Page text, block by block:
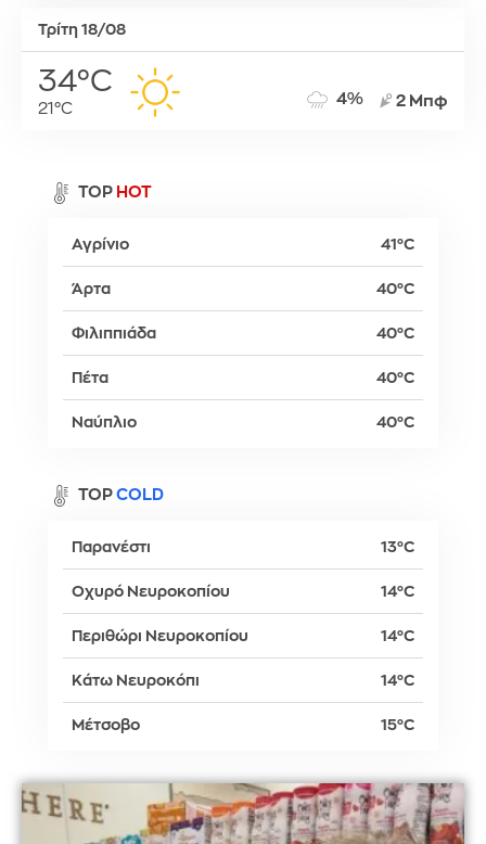
Τρίτη 18/08
34°C
21°C
4% 2 Μπφ
TOP HOT
Αγρίνιο 41°C
Άρτα 40°C
Φιλιππιάδα 40°C
Πέτα 40°C
Ναύπλιο 40°C
TOP COLD
Παρανέστι 13°C
Οχυρό Νευροκοπίου 14°C
Περιθώρι Νευροκοπίου 14°C
Κάτω Νευροκόπι 14°C
Μέτσοβο 15°C